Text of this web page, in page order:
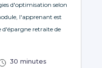
d'optimisation selon
l'apprenant est
retraite de
30 minutes